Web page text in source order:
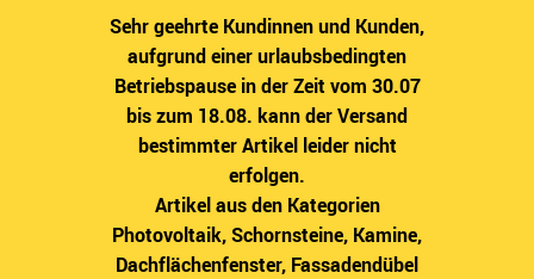
Sehr geehrte Kundinnen und Kunden,
aufgrund einer urlaubsbedingten
Betriebspause in der Zeit vom 30.07
bis zum 18.08. kann der Versand
bestimmter Artikel leider nicht
erfolgen.
Artikel aus den Kategorien
Photovoltaik, Schornsteine, Kamine,
Dachflächenfenster, Fassadendübel